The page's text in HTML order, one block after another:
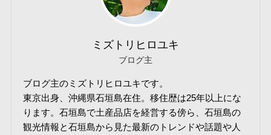
ミズトリヒロユキ
ブログ主
ブログ主のミズトリヒロユキです。
東京出身、沖縄県石垣島在住。移住歴は25年以上にな
ります。石垣島で土産品店を経営する傍ら、石垣島の
観光情報と石垣島から見た最新のトレンドや話題や人